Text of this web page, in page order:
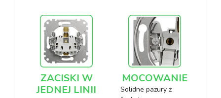
ZACISKI W
JEDNEJ LINII
MOCOWANIE
Solidne pazury z